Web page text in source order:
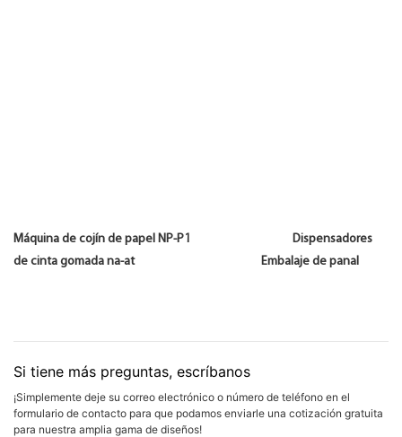
Máquina de cojín de papel NP-P1 Dispensadores
de cinta gomada na-at Embalaje de panal
Si tiene más preguntas, escríbanos
¡Simplemente deje su correo electrónico o número de teléfono en el
formulario de contacto para que podamos enviarle una cotización gratuita
para nuestra amplia gama de diseños!